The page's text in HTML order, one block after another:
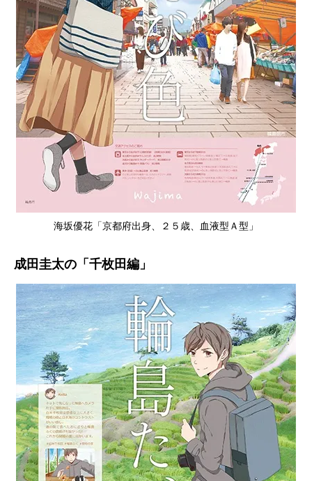
海坂優花「京都府出身、２５歳、血液型Ａ型」
成田圭太の「千枚田編」